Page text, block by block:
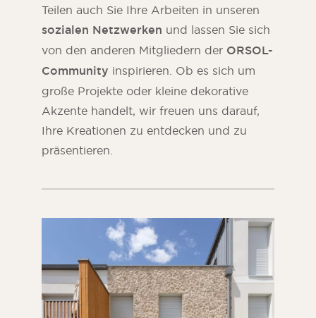
Teilen auch Sie Ihre Arbeiten in unseren
sozialen Netzwerken und lassen Sie sich
von den anderen Mitgliedern der ORSOL-
Community inspirieren. Ob es sich um
große Projekte oder kleine dekorative
Akzente handelt, wir freuen uns darauf,
Ihre Kreationen zu entdecken und zu
präsentieren.